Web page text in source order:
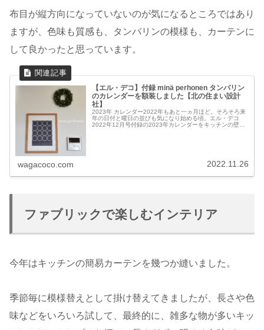
布目が縦方向になっていないのが気になるところではあり
ますが、色味も質感も、タンバリンの模様も、カーテンに
して良かったと思っています。
【エル・デコ】付録 minä perhonen タンバリン
のカレンダーを額装しました【北の住まい設計
社】
2023年 カレンダー2022年もあと一ヵ月ほど。そろそろ来
年の日付と曜日の並びも気になり始める頃。エル・デコ
2022年12月号付録の2023年カレンダーをキッチンの壁に
wagacoco.com 2022.11.26
ファブリックで楽しむインテリア
今年はキッチンの簡易カーテンを幾つか縫いました。
季節毎に模様替えとして掛け替えてきましたが、長さや色
味などをいろいろ試して、最終的に、雑多な物が多いキッ